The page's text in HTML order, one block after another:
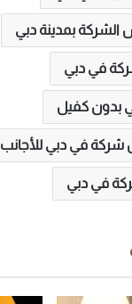
بمدينة دبي
في دبي
بدون كفيل
في دبي للأجانب
في دبي